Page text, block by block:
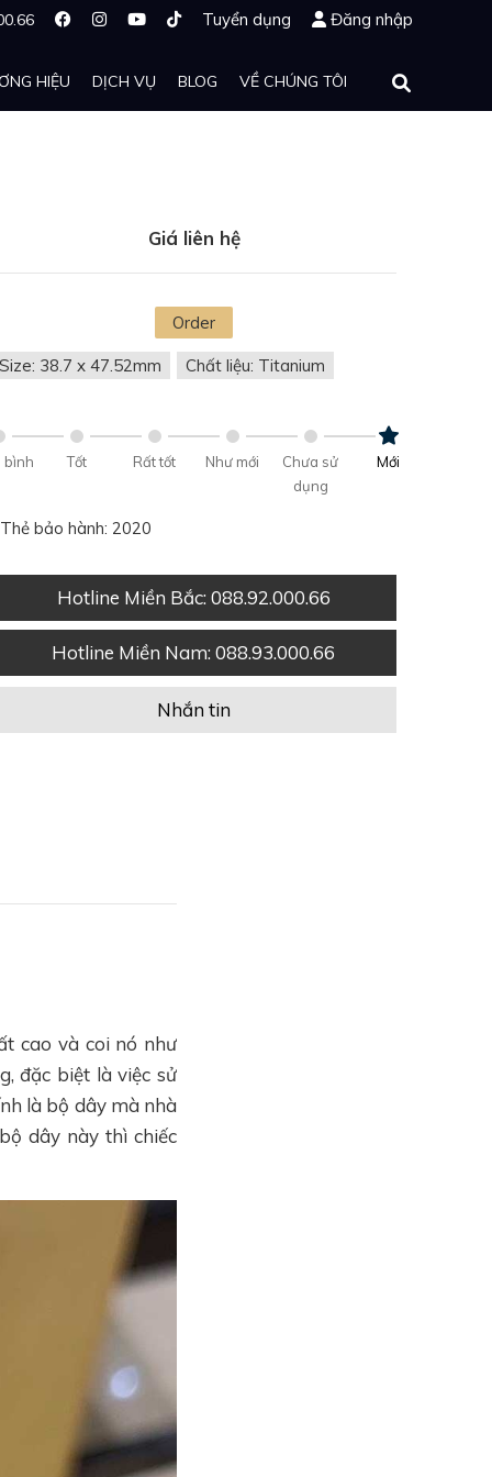
Tuyển dụng Đăng nhập
HIỆU DỊCH VỤ BLOG VỀ CHÚNG TÔI
Giá liên hệ
Order
Size: 38.7 x 47.52mm Chất liệu: Titanium
bình Tốt Rất tốt Như mới
Chưa sử
dụng
Mới
Thẻ bảo hành: 2020
Hotline Miền Bắc: 088.92.000.66
Hotline Miền Nam: 088.93.000.66
Nhắn tin
cao và coi nó như
đặc biệt là việc sử
là bộ dây mà nhà
dây này thì chiếc